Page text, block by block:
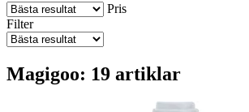
Pris
Filter
Magigoo: 19 artiklar